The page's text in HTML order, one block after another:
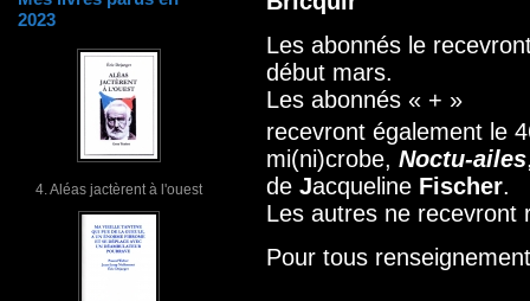
2023
4. Aléas jactèrent à l'ouest
Les abonnés le
début mars.
Les abonnés « + »
recevront également le
mi(ni)crobe, Noctu-ailes
de Jacqueline Fischer.
Les autres ne recevront
Pour tous